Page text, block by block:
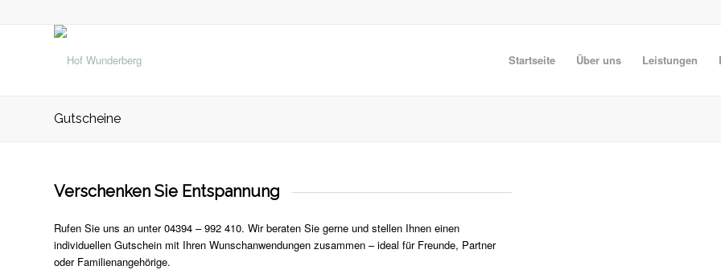
Startseite Über uns Leistungen
Gutscheine
Verschenken Sie Entspannung
Rufen Sie uns an unter 04394 – 992 410. Wir beraten Sie gerne und stellen Ihnen einen
individuellen Gutschein mit Ihren Wunschanwendungen zusammen – ideal für Freunde, Partner
oder Familienangehörige.